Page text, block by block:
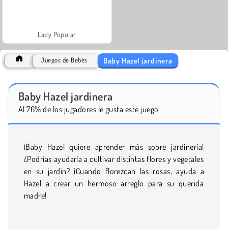
Lady Popular
Juegos de Bebés Baby Hazel jardinera
Baby Hazel jardinera
Al 76% de los jugadores le gusta este juego
¡Baby Hazel quiere aprender más sobre jardinería!
¿Podrías ayudarla a cultivar distintas flores y vegetales
en su jardín? ¡Cuando florezcan las rosas, ayuda a
Hazel a crear un hermoso arreglo para su querida
madre!